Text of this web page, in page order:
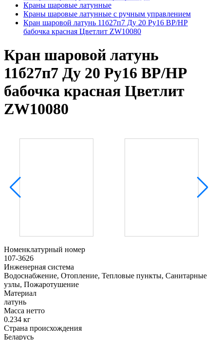
Краны шаровые латунные
Краны шаровые латунные с ручным управлением
Кран шаровой латунь 11б27п7 Ду 20 Ру16 ВР/НР
бабочка красная Цветлит ZW10080
Кран шаровой латунь
11б27п7 Ду 20 Ру16 ВР/НР
бабочка красная Цветлит
ZW10080
Номенклатурный номер
107-3626
Инженерная система
Водоснабжение, Отопление, Тепловые пункты, Санитарные
узлы, Пожаротушение
Материал
латунь
Масса нетто
0.234 кг
Страна происхождения
Беларусь